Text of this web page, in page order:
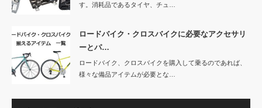
す。消耗品であるタイヤ、チュ…
ロードバイク・クロスバイクに必要なアクセサリ
ーとパ…
ロードバイク、クロスバイクを購入して乗るのであれば、
様々な備品アイテムが必要とな…